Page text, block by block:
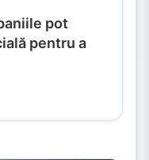
pot
pentru a